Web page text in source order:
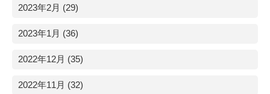
2023年2月 (29)
2023年1月 (36)
2022年12月 (35)
2022年11月 (32)